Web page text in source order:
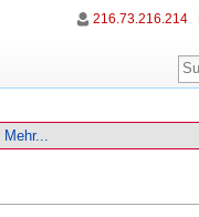
Mehr...
216.73.216.214